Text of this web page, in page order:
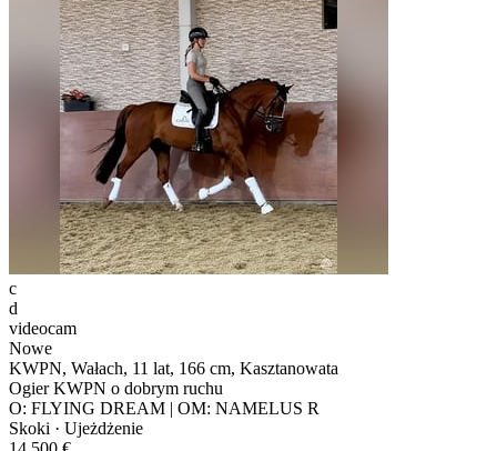
c
d
videocam
Nowe
KWPN, Wałach, 11 lat, 166 cm, Kasztanowata
Ogier KWPN o dobrym ruchu
O: FLYING DREAM | OM: NAMELUS R
Skoki · Ujeżdżenie